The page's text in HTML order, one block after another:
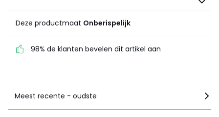
dit artikel aan
Deze productmaat Onberispelijk
98% de klanten bevelen dit artikel aan
Meest recente - oudste